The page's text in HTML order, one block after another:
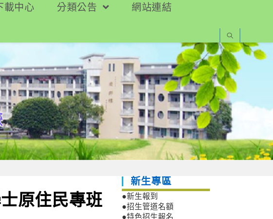
載中心 分類公告
網站連結
原住民專班
新生專區
●新生報到
●招生管道名額
●特色招生報名